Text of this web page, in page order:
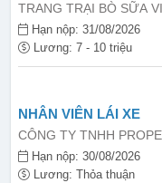
nuôi (LĐPT THCS trở
TRANG TRẠI BÒ SỮA
Hạn nộp: 31/08/2026
Lương: 7 - 10 triệu
NHÂN VIÊN LÁI XE
CÔNG TY TNHH
Hạn nộp: 30/08/2026
Lương: Thỏa thuận